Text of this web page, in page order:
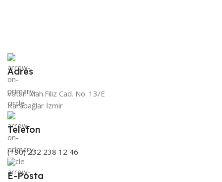
Adres
Vatan Mah.Filiz Cad. No: 13/E
Karabağlar İzmir
Telefon
(+90) 232 238 12 46
E-Posta